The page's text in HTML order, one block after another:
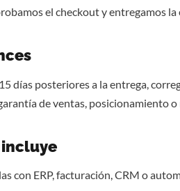
el checkout y entregamos
días posteriores a la entrega,
de ventas, posicionamiento
con ERP, facturación, CRM o